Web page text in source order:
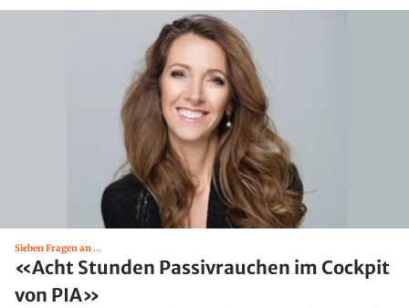
Sieben Fragen an ...
«Acht Stunden Passivrauchen im Cockpit
von PIA»